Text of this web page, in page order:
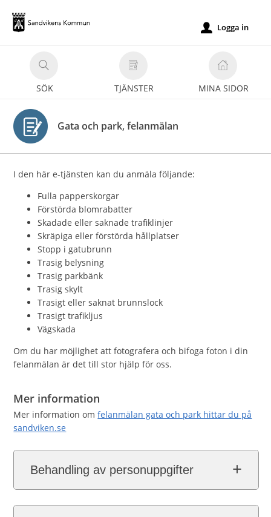
till
tjänster
Sandvikens
kommun
SÖK TJÄNSTER MINA SIDOR
u Logga in
Gata och park, felanmälan
I den här e-tjänsten kan du anmäla följande:
Fulla papperskorgar
Förstörda blomrabatter
Skadade eller saknade trafiklinjer
Skräpiga eller förstörda hållplatser
Stopp i gatubrunn
Trasig belysning
Trasig parkbänk
Trasig skylt
Trasigt eller saknat brunnslock
Trasigt trafikljus
Vägskada
Om du har möjlighet att fotografera och bifoga foton i din
felanmälan är det till stor hjälp för oss.
Mer information
Mer information omfelanmälan gata och park hittar du på
sandviken.se
Behandling av personuppgifter